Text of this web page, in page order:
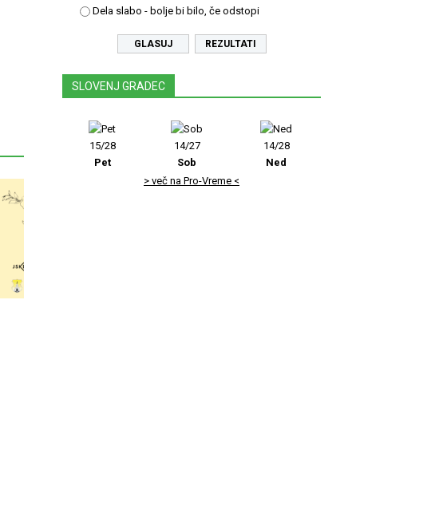
Dela slabo - bolje bi bilo, če odstopi
REZULTATI
SLOVENJ GRADEC
15/28
Pet
14/27
Sob
14/28
Ned
> več na Pro-Vreme <